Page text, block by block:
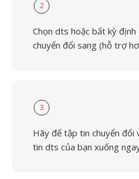
2
Chọn dts hoặc bất kỳ định
chuyển đổi sang (hỗ trợ
3
Hãy để tập tin chuyển đổi
tin dts của bạn xuống